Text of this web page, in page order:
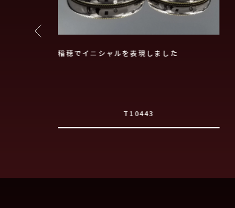
稲穂でイニシャルを表現しました
T10443